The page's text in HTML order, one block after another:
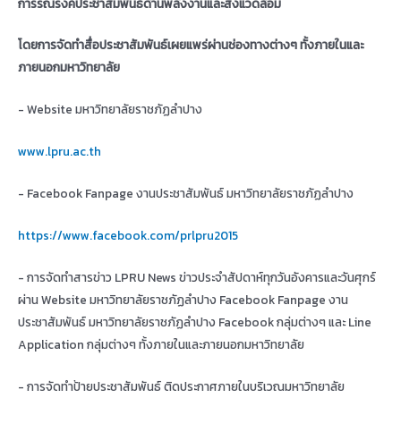
โดยการจัดทำสื่อประชาสัมพันธ์เผยแพร่ผ่านช่องทางต่างๆ ทั้งภายในและ
ภายนอกมหาวิทยาลัย
- Website มหาวิทยาลัยราชภัฏลำปาง
www.lpru.ac.th
- Facebook Fanpage งานประชาสัมพันธ์ มหาวิทยาลัยราชภัฏลำปาง
https://www.facebook.com/prlpru2015
- การจัดทำสารข่าว LPRU News ข่าวประจำสัปดาห์ทุกวันอังคารและวันศุกร์
ผ่าน Website มหาวิทยาลัยราชภัฏลำปาง Facebook Fanpage งาน
ประชาสัมพันธ์ มหาวิทยาลัยราชภัฏลำปาง Facebook กลุ่มต่างๆ และ Line
Application กลุ่มต่างๆ ทั้งภายในและภายนอกมหาวิทยาลัย
- การจัดทำป้ายประชาสัมพันธ์ ติดประกาศภายในบริเวณมหาวิทยาลัย